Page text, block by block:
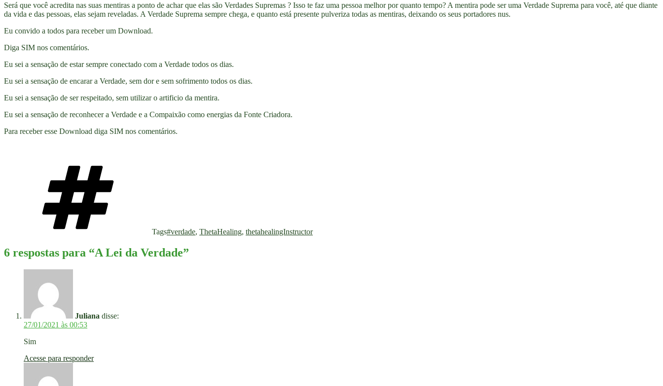
Será que você acredita nas suas mentiras a ponto de achar que elas são Verdades Supremas ? Isso te faz uma pessoa melhor por quanto tempo? A mentira pode ser uma Verdade Suprema para você, até que diante
da vida e das pessoas, elas sejam reveladas. A Verdade Suprema sempre chega, e quanto está presente pulveriza todas as mentiras, deixando os seus portadores nus.
Eu convido a todos para receber um Download.
Diga SIM nos comentários.
Eu sei a sensação de estar sempre conectado com a Verdade todos os dias.
Eu sei a sensação de encarar a Verdade, sem dor e sem sofrimento todos os dias.
Eu sei a sensação de ser respeitado, sem utilizar o artificio da mentira.
Eu sei a sensação de reconhecer a Verdade e a Compaixão como energias da Fonte Criadora.
Para receber esse Download diga SIM nos comentários.
Tags#verdade, ThetaHealing, thetahealingInstructor
6 respostas para “A Lei da Verdade”
Juliana disse:
27/01/2021 às 00:53
Sim
Acesse para responder